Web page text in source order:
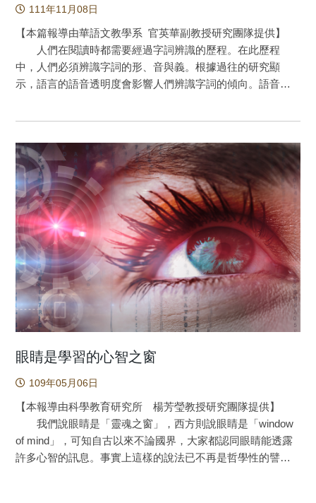
CT，提升CT的口頭報告品質。本研究發現可做為未來開發相
關教學材料和評估工具的參考。 「眼睛在看哪裡？」這
句話聽起來熟悉嗎？求學階段中，可能曾看過老師指出不專
心的同學，說不定你也經歷過這種尷尬的時刻。為什麼老師
知道哪些同學心思不在課堂上呢？很簡單，不管是雙眼無神
（eye-mind hypothesis, EMH）和這個例子很相似，簡單來
說，我們有目的性的凝視哪裡，我們的注意力就在哪裡。所
以，即使老師們沒有儀器的輔助，也可以從學生的視線初步
判斷學生的注意力在何方。 本研究在醫學教育領域中應
用眼動追蹤技術，旨在教導醫學生系統性地閱讀腦部電腦斷
層（Computed Tomography，以下簡稱CT）的影像，而非單
純介紹腦部病變的特徵，以檢視這樣的教學方法能不能提升
醫學生練習判讀CT並診斷腦部病變情況的學習成效。共有80
位醫學生參與研究。研究者進行前測時醫學生被要求口頭報
告，並同時接受眼動追蹤，之後醫學生接受教學，內容是關
於閱讀腦部CT以及急性腦中風的重要特徵，教學後進行後
測，醫學生再次被要求口頭報告和眼動追蹤並評估完成任務
的信心。 傳統上可能使用多選題或口頭報告（oral
presentation, OP）的方式評估醫學生閱讀和解釋腦部CT的能
力，但兩種方法皆有其限制。例如：選擇題沒有辦法確實反
映出醫學生的判斷能力；口頭報告則過於開放，沒辦法得知
醫學生在報告的過程閱讀腦部CT的順序。這次的研究中，研
究團隊以口頭報告為基礎，加入眼動追蹤，按照醫學生們的
後測分數、病變部位的辨別，以及系統性圖像閱讀的能力來
111年11月08日
【本篇報導由華語文教學系 官英華副教授研究團隊提供】
人們在閱讀時都需要經過字詞辨識的歷程。在此歷程
中，人們必須辨識字詞的形、音與義。根據過往的研究顯
示，語言的語音透明度會影響人們辨識字詞的傾向。語音透
者，因其語言中字詞的形與音之間並無明顯且規律的對應關
係(如中文)，在閱讀時形與義之間的連結往往更為直接。那麼
不同母語背景的人閱讀漢字詞時會因為母語的特性而有不同
的傾向嗎？是否歐美學生會特別重視漢字詞的語音線索，而
日本學生因為具有漢字的優勢，會特別重視漢字詞的字形線
索呢？ 本研究以眼動實驗探索不同中文能力的歐美和日
本學生閱讀中文句子時，利用漢字字形與字音線索的即時性
(online)歷程是否受母語以及中文閱讀能力的影響而不同，並
將他們的閱讀行為與中文母語的臺灣大學生做比較。實驗使
用錯字干擾法操弄目標詞的條件，並以線性混合模型分析受
試者閱讀句子中目標詞的眼動行為差異。研究結果顯示，日
用字音和字形線索來修復錯誤，但此現象僅出現在字詞辨識
詞時會有不同的傾向嗎？許多研究指出母語的閱讀習慣會遷
移到二語閱讀中，母語為拼音文字的人較善於處理二語字詞
中的語音成分，而母語為表意文字的人較善於處理二語字詞
中字形的成分(Cook and Bassetti 2005; Hamada ＆ Koda
2008; Wang et al., 2014)。然而語音在中文為二語閱讀中的作
眼睛是學習的心智之窗
109年05月06日
【本報導由科學教育研究所 楊芳瑩教授研究團隊提供】
我們說眼睛是「靈魂之窗」，西方則說眼睛是「window
of mind」，可知自古以來不論國界，大家都認同眼睛能透露
許多心智的訊息。事實上這樣的說法已不再是哲學性的譬